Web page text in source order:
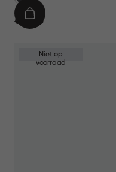
€
€ 59,95
IN
Niet op
voorraad